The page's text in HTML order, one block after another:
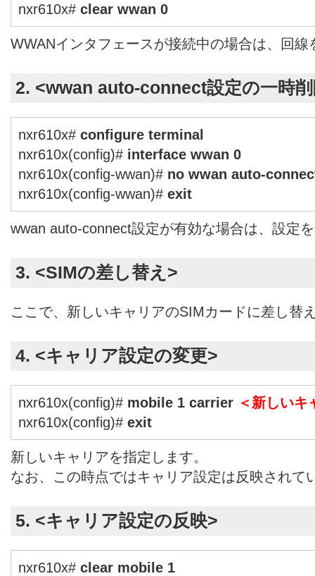
nxr610x# clear wwan 0
WWANインタフェースが接続中の場合は、回線
2. <wwan auto-connect設定の一時
nxr610x# configure terminal
nxr610x(config)# interface wwan 0
nxr610x(config-wwan)# no wwan auto-
nxr610x(config-wwan)# exit
wwan auto-connect設定が有効な場合は、設定
3. <SIMの差し替え>
ここで、新しいキャリアのSIMカードに差し替
4. <キャリア設定の変更>
nxr610x(config)# mobile 1 carrier ＜新しいキ
nxr610x(config)# exit
新しいキャリアを指定します。
なお、この時点ではキャリア設定は反映されて
5. <キャリア設定の反映>
nxr610x# clear mobile 1